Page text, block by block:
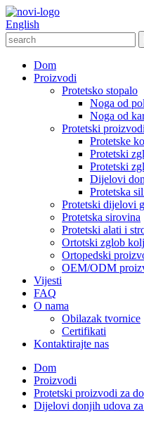
English
Dom
Proizvodi
Protetsko stopalo
Noga od
Noga od
Protetski
Protetske
Protetski
Protetski
Dijelovi
Protetska
Protetski dijelovi
Protetska sirovina
Protetski alati i
Ortotski zglob
Ortopedski
OEM/ODM
Vijesti
FAQ
O nama
Obilazak tvornice
Certifikati
Kontaktirajte nas
Dom
Proizvodi
Protetski proizvodi za
Dijelovi donjih udova